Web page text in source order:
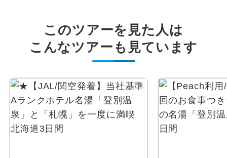
このツアーを見た人は
こんなツアーも見ています